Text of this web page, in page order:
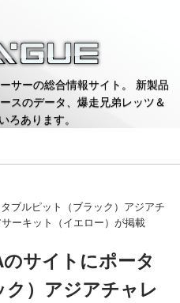
サーの総合情報サイト。 新製品
スのデータ、爆走兄弟レッツ＆
ろあります。
ブルピット（ブラック）アジアチ
ーキット（イエロー）が掲載
のサイトにポータ
）アジアチャレ